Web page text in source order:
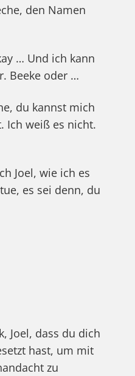
den Namen
… Und ich kann
Beeke oder …
du kannst mich
Ich weiß es nicht.
Joel, wie ich es
es sei denn, du
Joel, dass du dich
hast, um mit
zu